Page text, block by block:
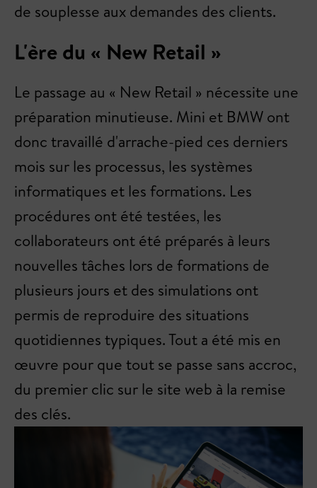
de souplesse aux demandes des clients.
L'ère du « New Retail »
Le passage au « New Retail » nécessite une
préparation minutieuse. Mini et BMW ont
donc travaillé d'arrache-pied ces derniers
mois sur les processus, les systèmes
informatiques et les formations. Les
procédures ont été testées, les
collaborateurs ont été préparés à leurs
nouvelles tâches lors de formations de
plusieurs jours et des simulations ont
permis de reproduire des situations
quotidiennes typiques. Tout a été mis en
œuvre pour que tout se passe sans accroc,
du premier clic sur le site web à la remise
des clés.